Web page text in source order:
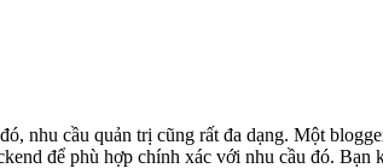
nhu cầu quản trị cũng rất đa dạng. Một
để phù hợp chính xác với nhu cầu đó.